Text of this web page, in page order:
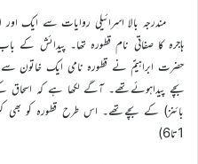
مندرجہ بالا اسرائیلی روایات سے ایک
حضرت ابراہیمؑ نے قطورہ نامی ایک
بچے پیداہوئےتھے۔ آگے لکھا ہے کہ اسحاق
1تا6)